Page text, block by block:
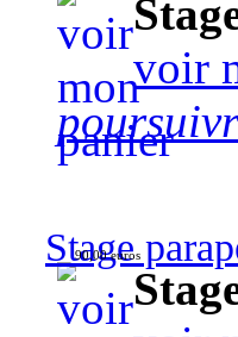
voir
Stage
90,00 euros